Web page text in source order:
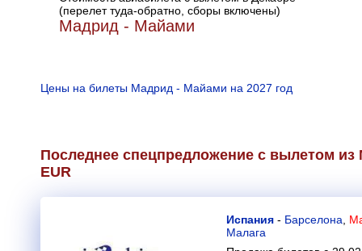
(перелет туда-обратно, сборы включены)
Мадрид - Майами
Цены на билеты Мадрид - Майами на 2027 год
Последнее спецпредложение с вылетом
EUR
Испания - Барселона
Малага